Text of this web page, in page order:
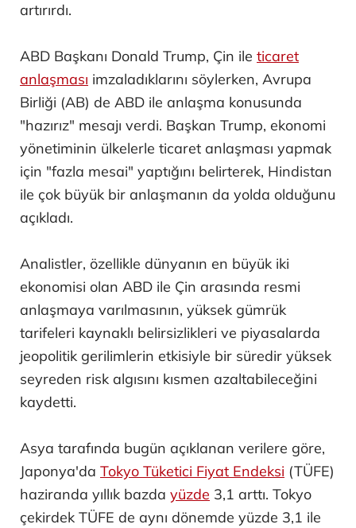
artırırdı.
ABD Başkanı Donald Trump, Çin ile ticaret
anlaşması imzaladıklarını söylerken, Avrupa
Birliği (AB) de ABD ile anlaşma konusunda
"hazırız" mesajı verdi. Başkan Trump, ekonomi
yönetiminin ülkelerle ticaret anlaşması yapmak
için "fazla mesai" yaptığını belirterek, Hindistan
ile çok büyük bir anlaşmanın da yolda olduğunu
açıkladı.
Analistler, özellikle dünyanın en büyük iki
ekonomisi olan ABD ile Çin arasında resmi
anlaşmaya varılmasının, yüksek gümrük
tarifeleri kaynaklı belirsizlikleri ve piyasalarda
jeopolitik gerilimlerin etkisiyle bir süredir yüksek
seyreden risk algısını kısmen azaltabileceğini
kaydetti.
Asya tarafında bugün açıklanan verilere göre,
Japonya'da Tokyo Tüketici Fiyat Endeksi (TÜFE)
haziranda yıllık bazda yüzde 3,1 arttı. Tokyo
çekirdek TÜFE de aynı dönemde yüzde 3,1 ile